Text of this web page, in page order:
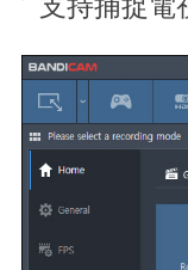
支持捕捉電